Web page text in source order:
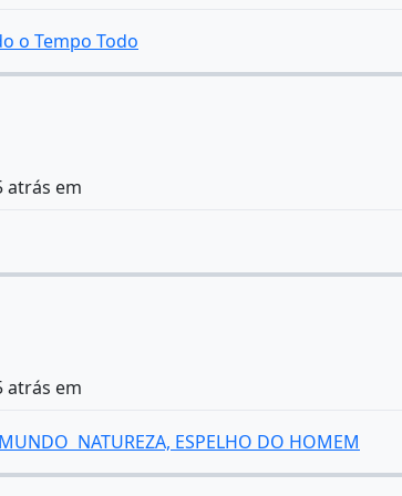
o Tempo Todo
atrás em
atrás em
 NATUREZA, ESPELHO DO HOMEM